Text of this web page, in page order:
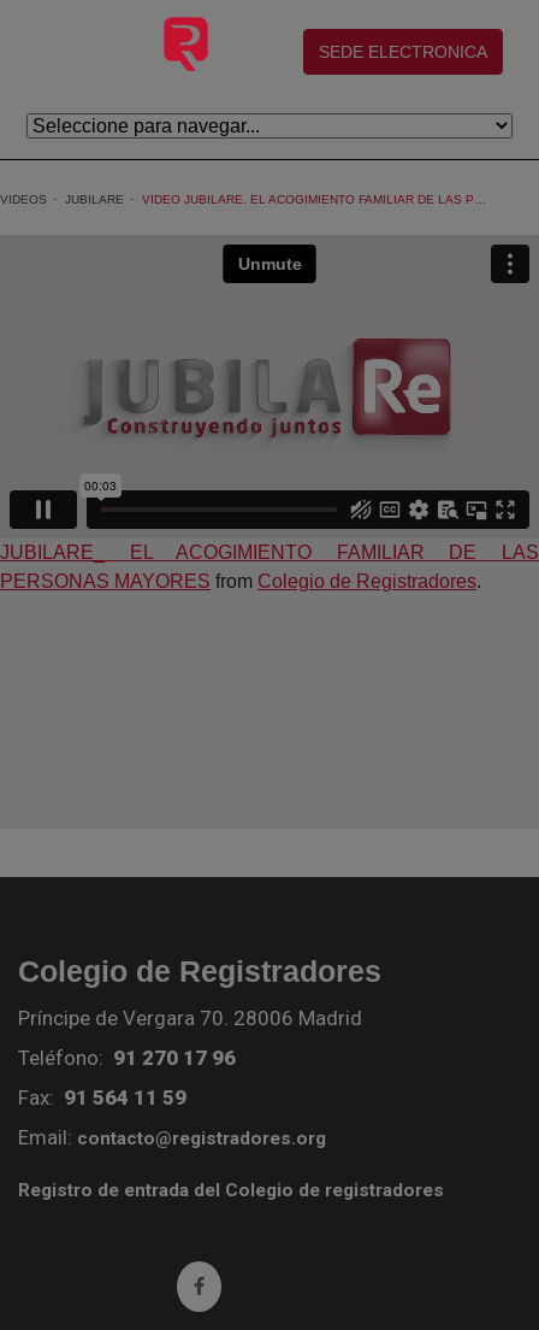
Saltar al contenido principal
(abre en nueva ventana)
SEDE ELECTRONICA
VIDEOS JUBILARE
JUBILARE_ EL ACOGIMIENTO FAMILIAR DE LAS
PERSONAS MAYORES from Colegio de Registradores.
Colegio de Registradores
Príncipe de Vergara 70. 28006 Madrid
Teléfono: 91 270 17 96
Fax: 91 564 11 59
Email: contacto@registradores.org
Registro de entrada del Colegio de registradores
Ir a facebook (abre en ventana nueva)